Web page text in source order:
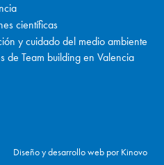
científicas
y cuidado del medio ambiente
de Team building en Valencia
Diseño y desarrollo web por Kinovo